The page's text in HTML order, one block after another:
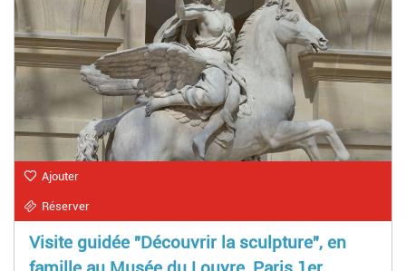
Ajouter
Réserver
Visite guidée "Découvrir la sculpture", en